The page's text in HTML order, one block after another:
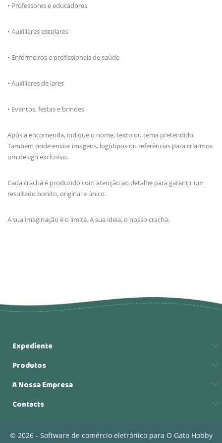
• Professores e educadores
• Auxiliares escolares
• Enfermeiros e profissionais de saúde
• Auxiliares de lares
• Eventos, festas e brindes
Após a encomenda, indique o nome, texto ou tema pretendido.
Também pode enviar imagens, logótipos ou referências para criarmos
um design exclusivo.
Cada crachá é produzido com atenção ao detalhe para garantir um
resultado bonito, original e único.
A sua imaginação é o limite. A sua ideia, o nosso crachá.
Expediente
Produtos
A Nossa Empresa
Contacts
© 2026 - Software de comércio eletrónico para O Gato Hobby